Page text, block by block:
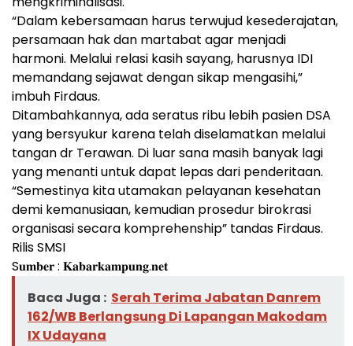
“Dalam kebersamaan harus terwujud kesederajatan,
persamaan hak dan martabat agar menjadi
harmoni. Melalui relasi kasih sayang, harusnya IDI
memandang sejawat dengan sikap mengasihi,”
imbuh Firdaus.
Ditambahkannya, ada seratus ribu lebih pasien DSA
yang bersyukur karena telah diselamatkan melalui
tangan dr Terawan. Di luar sana masih banyak lagi
yang menanti untuk dapat lepas dari penderitaan.
“Semestinya kita utamakan pelayanan kesehatan
demi kemanusiaan, kemudian prosedur birokrasi
organisasi secara komprehenship” tandas Firdaus.
Rilis SMSI
S𝐮𝐦𝐛𝐞𝐫 : 𝐊𝐚𝐛𝐚𝐫𝐤𝐚𝐦𝐩𝐮𝐧𝐠.𝐧𝐞𝐭
Baca Juga : Serah Terima Jabatan Danrem
162/WB Berlangsung Di Lapangan Makodam
IX Udayana